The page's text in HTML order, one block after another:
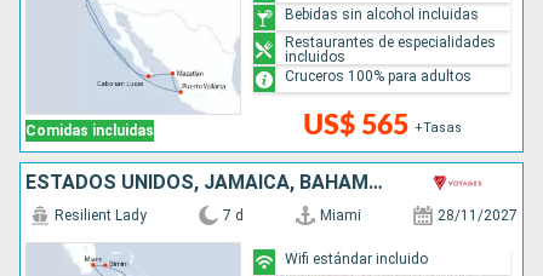
Comidas incluidas US$ 565 +Tasas
Bebidas sin alcohol incluidas
Restaurantes de especialidades
incluidos
Cruceros 100% para adultos
ESTADOS UNIDOS, JAMAICA, BAHAMAS
Resilient Lady 7 d Miami 28/11/2027
Wifi estándar incluido